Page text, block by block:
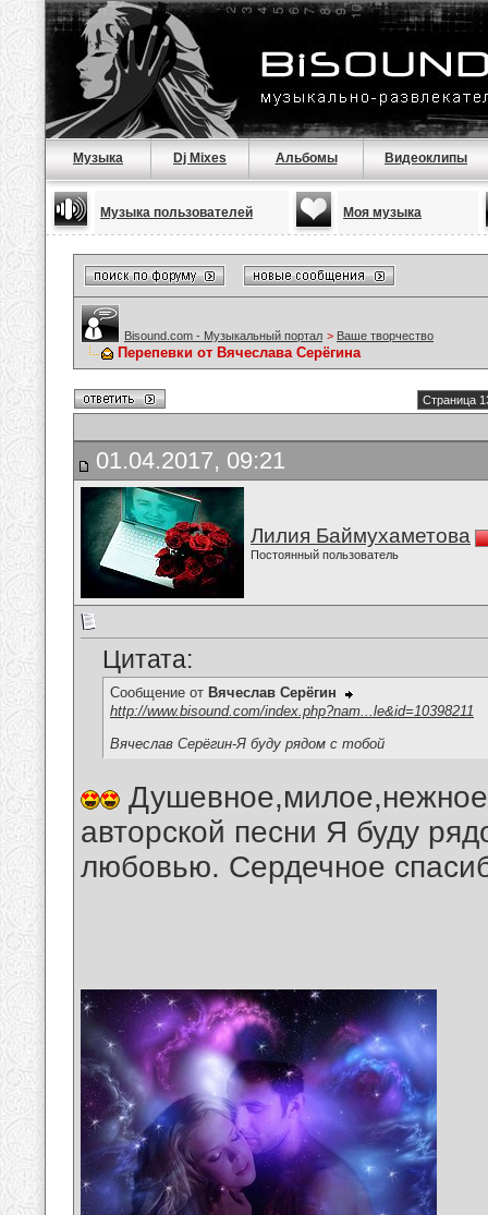
Музыка Dj Mixes Альбомы Видеоклипы
Музыка пользователей Моя музыка
Bisound.com - Музыкальный портал > Ваше творчество
Перепевки от Вячеслава Серёгина
Страница
01.04.2017, 09:21
Лилия Баймухаметова
Постоянный пользователь
Цитата:
Сообщение от Вячеслав Серёгин
http://www.bisound.com/index.php?nam...le&id=10398211
Вячеслав Серёгин-Я буду рядом с тобой
авторской песни Я буду
любовью. Сердечное